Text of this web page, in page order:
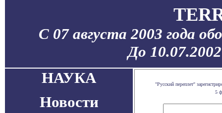
С 07 августа 2003 года
До
НАУКА
Новости
"Русский переплет"
5